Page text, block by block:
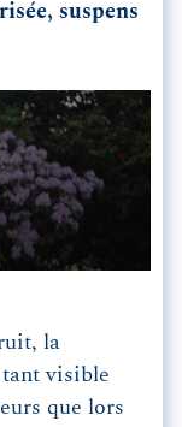
suspens
la
tant visible
que lors